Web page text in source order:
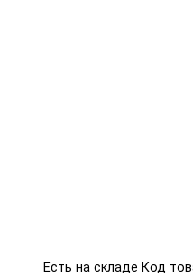
Есть на складе Код